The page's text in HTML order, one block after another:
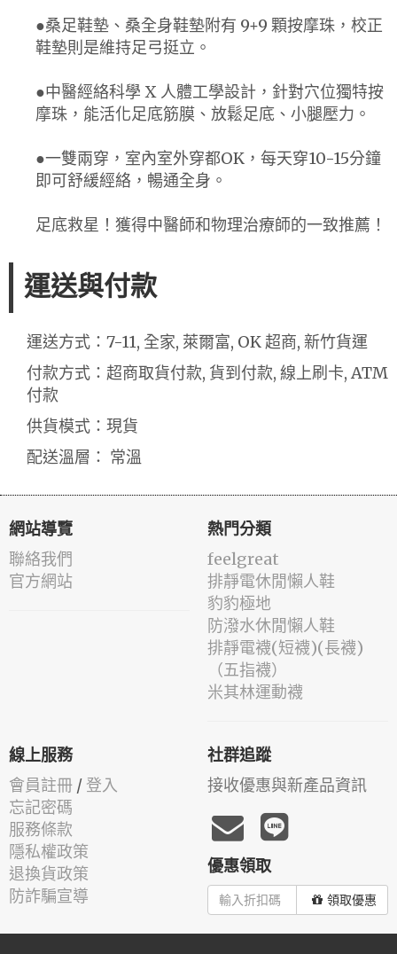
●桑足鞋墊、桑全身鞋墊附有 9+9 顆按摩珠，校正
鞋墊則是維持足弓挺立。
●中醫經絡科學 X 人體工學設計，針對穴位獨特按
摩珠，能活化足底筋膜、放鬆足底、小腿壓力。
●一雙兩穿，室內室外穿都OK，每天穿10-15分鐘
即可舒緩經絡，暢通全身。
足底救星！獲得中醫師和物理治療師的一致推薦！
運送與付款
運送方式：7-11, 全家, 萊爾富, OK 超商, 新竹貨運
付款方式：超商取貨付款, 貨到付款, 線上刷卡, ATM
付款
供貨模式：現貨
配送溫層： 常溫
網站導覽
聯絡我們
官方網站
熱門分類
feelgreat
排靜電休閒懶人鞋
豹豹極地
防潑水休閒懶人鞋
排靜電襪(短襪)(長襪)
（五指襪）
米其林運動襪
線上服務
會員註冊 / 登入
忘記密碼
服務條款
隱私權政策
退換貨政策
防詐騙宣導
社群追蹤
接收優惠與新產品資訊
優惠領取
領取優惠